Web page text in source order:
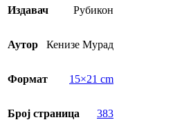
Издавач Рубикон
Аутор Кенизе Мурад
Формат 15×21 cm
Број страница 383